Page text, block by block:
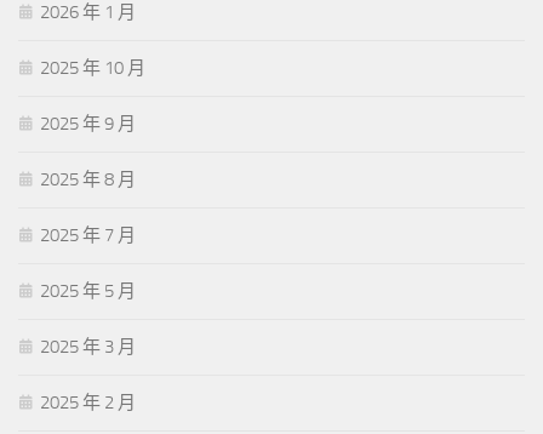
2026 年 1 月
2025 年 10 月
2025 年 9 月
2025 年 8 月
2025 年 7 月
2025 年 5 月
2025 年 3 月
2025 年 2 月